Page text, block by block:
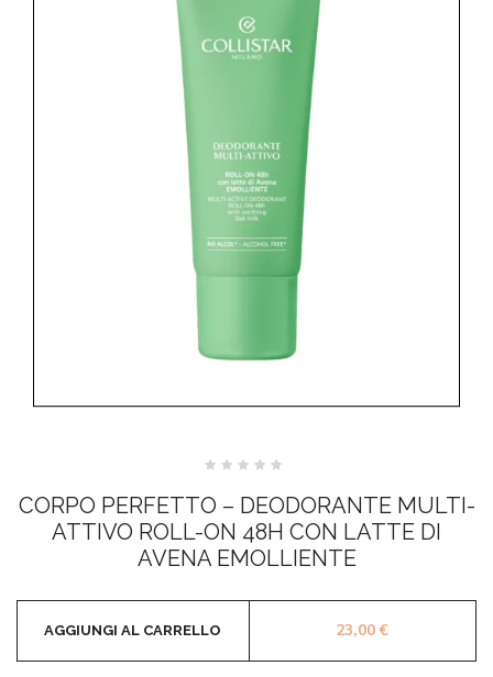
su
5
CORPO PERFETTO – DEODORANTE MULTI-
ATTIVO ROLL-ON 48H CON LATTE DI
AVENA EMOLLIENTE
23,00€
AGGIUNGI AL CARRELLO